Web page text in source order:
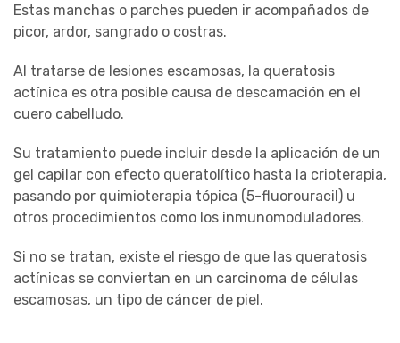
Estas manchas o parches pueden ir acompañados de
picor, ardor, sangrado o costras.
Al tratarse de lesiones escamosas, la queratosis
actínica es otra posible causa de descamación en el
cuero cabelludo.
Su tratamiento puede incluir desde la aplicación de un
gel capilar con efecto queratolítico hasta la crioterapia,
pasando por quimioterapia tópica (5-fluorouracil) u
otros procedimientos como los inmunomoduladores.
Si no se tratan, existe el riesgo de que las queratosis
actínicas se conviertan en un carcinoma de células
escamosas, un tipo de cáncer de piel.